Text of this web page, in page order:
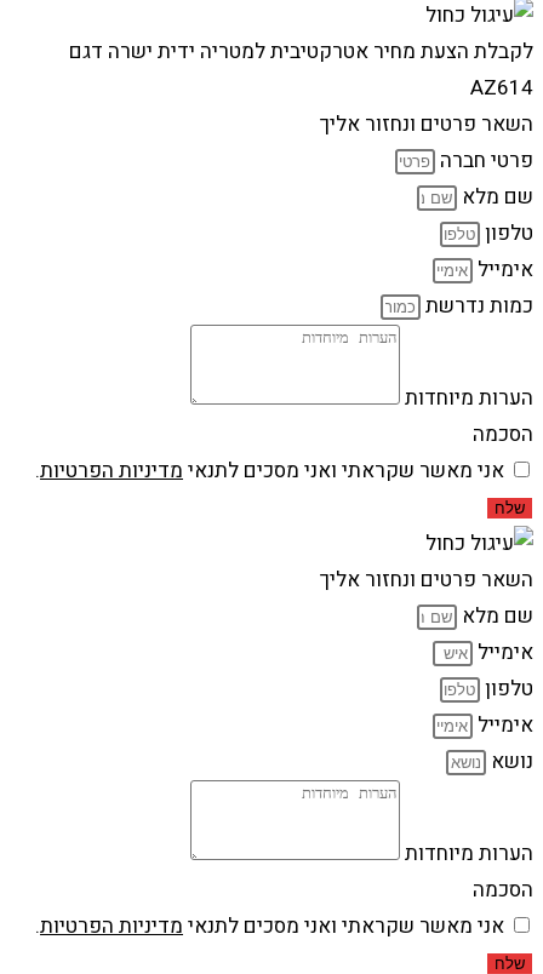
לקבלת הצעת מחיר אטרקטיבית למטריה ידית ישרה דגם
AZ614
השאר פרטים ונחזור אליך
פרטי חברה
שם מלא
טלפון
אימייל
כמות נדרשת
הערות מיוחדות
הסכמה
אני מאשר שקראתי ואני מסכים לתנאי מדיניות הפרטיות.
שלח
השאר פרטים ונחזור אליך
שם מלא
אימייל
טלפון
אימייל
נושא
הערות מיוחדות
הסכמה
אני מאשר שקראתי ואני מסכים לתנאי מדיניות הפרטיות.
שלח